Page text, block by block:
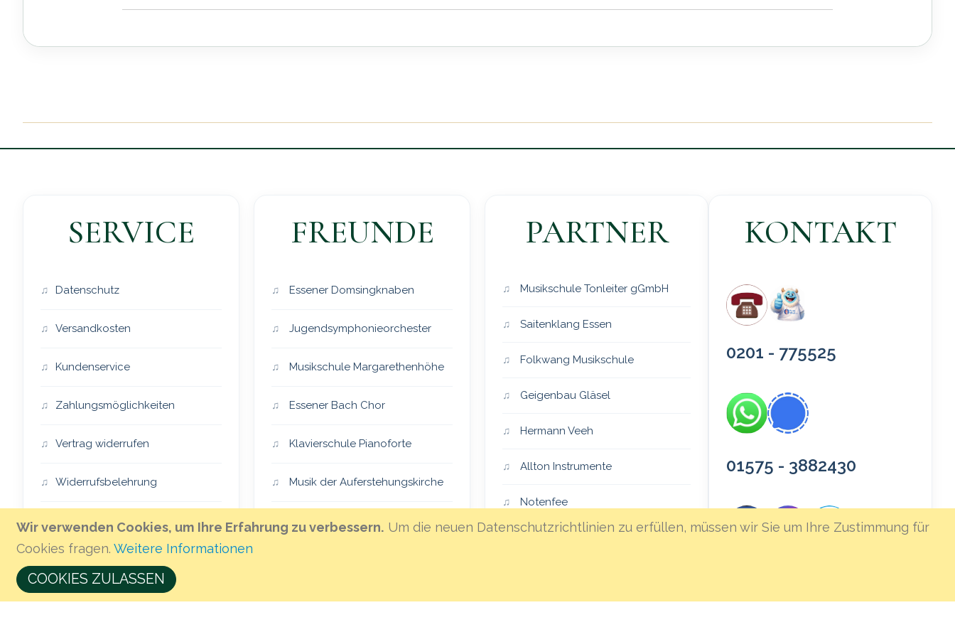
Wir verwenden Cookies, um Ihre Erfahrung zu verbessern. Um die neuen Datenschutzrichtlinien zu erfüllen, müssen wir Sie um Ihre Zustimmung für
Cookies fragen. Weitere Informationen
COOKIES ZULASSEN
SERVICE
Datenschutz
Versandkosten
Kundenservice
Zahlungsmöglichkeiten
Vertrag widerrufen
Widerrufsbelehrung
Impressum
Öffnungszeiten & Anfahrt
FREUNDE
Essener Domsingknaben
Jugendsymphonieorchester
Musikschule Margarethenhöhe
Essener Bach Chor
Klavierschule Pianoforte
Musik der Auferstehungskirche
Essener Vocalensemble
PARTNER
Musikschule Tonleiter gGmbH
Saitenklang Essen
Folkwang Musikschule
Geigenbau Gläsel
Hermann Veeh
Allton Instrumente
Notenfee
KONTAKT
0201 - 775525
01575 - 3882430